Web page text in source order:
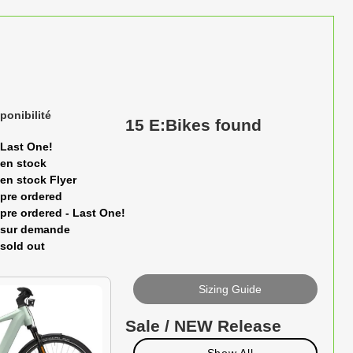
Last One!
en stock
en stock Flyer
pre ordered
pre ordered - Last One!
sur demande
sold out
15 E:Bikes found
Sizing Guide
Sale / NEW Release